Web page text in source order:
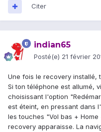
Citer
indian65
Posté(e) 21 février
Une fois le recovery installé,
Si ton téléphone est allumé,
choisissant l'option
est éteint, en pressant dans
les touches "Vol bas +
recovery apparaisse. La